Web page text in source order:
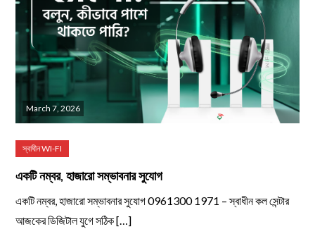
March 7, 2026
একটি নম্বর, হাজারো সম্ভাবনার সুযোগ
একটি নম্বর, হাজারো সম্ভাবনার সুযোগ 0961300 1971 – স্বাধীন কল সেন্টার
আজকের ডিজিটাল যুগে সঠিক […]